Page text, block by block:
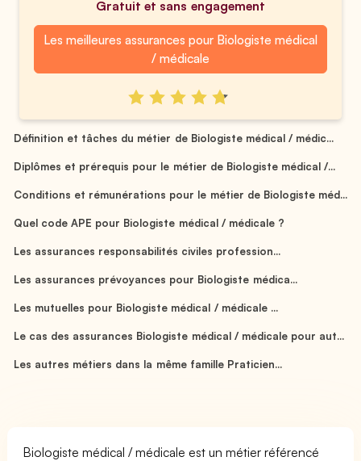
Gratuit et sans engagement
Les meilleures assurances pour Biologiste médical
/ médicale
Définition et tâches du métier de Biologiste médical / médic...
Diplômes et prérequis pour le métier de Biologiste médical /...
Conditions et rémunérations pour le métier de Biologiste méd...
Quel code APE pour Biologiste médical / médicale ?
Les assurances responsabilités civiles profession...
Les assurances prévoyances pour Biologiste médica...
Les mutuelles pour Biologiste médical / médicale ...
Le cas des assurances Biologiste médical / médicale pour aut...
Les autres métiers dans la même famille Praticien...
Biologiste médical / médicale est un métier référencé